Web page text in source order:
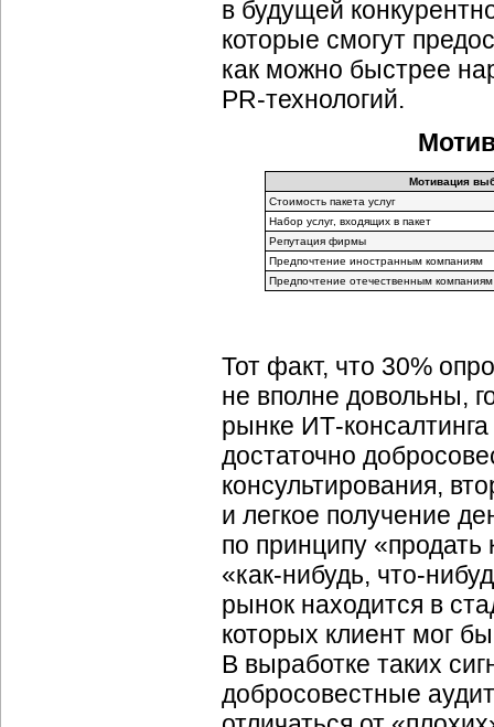
в будущей
которые смогут
как можно быстрее
PR-технологий.
Мотивация
Стоимость пакета услуг
Набор услуг, входящих в пакет
Репутация фирмы
Предпочтение иностранным компаниям
Предпочтение отечественным компаниям
Тот факт, что 30%
не вполне довольны,
рынке ИТ-консалтинга
достаточно
консультирования,
и легкое получение
по принципу
«как-нибудь, что-
рынок находится в
которых клиент мог
В выработке таких
добросовестные